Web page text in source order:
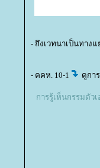
- ถึงเวทนาเป็นทาง
- คคห. 10-1 ดูกา
การรู้เห็นกรรมตัว